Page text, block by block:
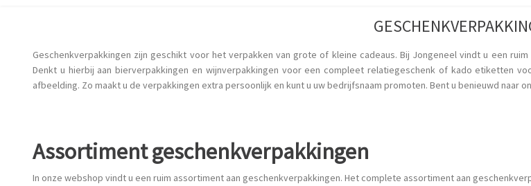
Geschenkverpakkingen zijn geschikt voor het verpakken van grote of kleine cadeaus. Bij Jongeneel vindt u een
Denkt u hierbij aan bierverpakkingen en wijnverpakkingen voor een compleet relatiegeschenk of kado etiketten
afbeelding. Zo maakt u de verpakkingen extra persoonlijk en kunt u uw bedrijfsnaam promoten. Bent u benieuwd naar
Assortiment geschenkverpakkingen
In onze webshop vindt u een ruim assortiment aan geschenkverpakkingen. Het complete assortiment aan